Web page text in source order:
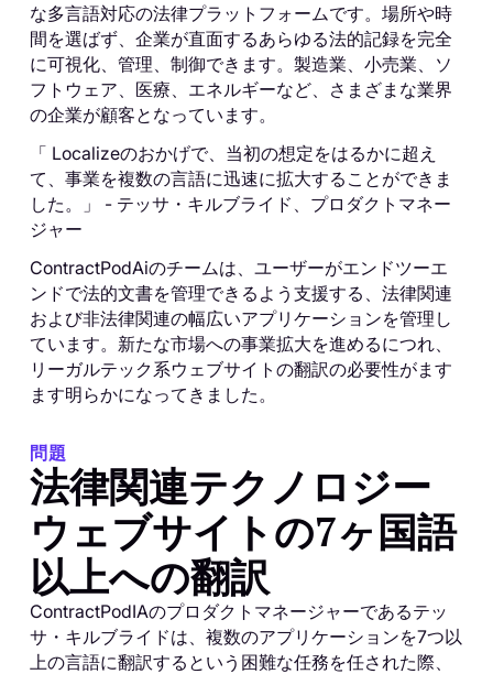
な多言語対応の法律プラットフォームです。場所や時
間を選ばず、企業が直面するあらゆる法的記録を完全
に可視化、管理、制御できます。製造業、小売業、ソ
フトウェア、医療、エネルギーなど、さまざまな業界
の企業が顧客となっています。
「 Localizeのおかげで、当初の想定をはるかに超え
て、事業を複数の言語に迅速に拡大することができま
した。」 - テッサ・キルブライド、プロダクトマネー
ジャー
ContractPodAiのチームは、ユーザーがエンドツーエ
ンドで法的文書を管理できるよう支援する、法律関連
および非法律関連の幅広いアプリケーションを管理し
ています。新たな市場への事業拡大を進めるにつれ、
リーガルテック系ウェブサイトの翻訳の必要性がます
ます明らかになってきました。
問題
法律関連テクノロジー
ウェブサイトの7ヶ国語
以上への翻訳
ContractPodIAのプロダクトマネージャーであるテッ
サ・キルブライドは、複数のアプリケーションを7つ以
上の言語に翻訳するという困難な任務を任された際、